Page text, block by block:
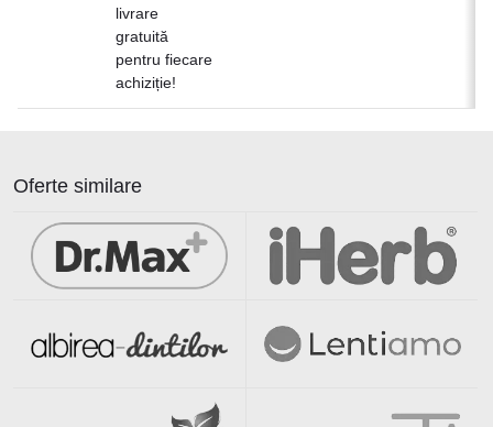
livrare
gratuită
pentru fiecare
achiziție!
Oferte similare